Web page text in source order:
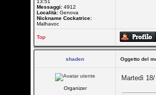
13:51
Messaggi: 4912
Località: Genova
Nickname Cockatrice:
Malhavoc
Top
shaden Oggetto del
Organizer
Martedì